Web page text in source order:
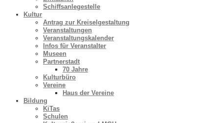
Schiffsanlegestelle
Kultur
Antrag zur Kreiselgestaltung
Veranstaltungen
Veranstaltungskalender
Infos für Veranstalter
Museen
Partnerstadt
70 Jahre
Kulturbüro
Vereine
Haus der Vereine
Bildung
KiTas
Schulen